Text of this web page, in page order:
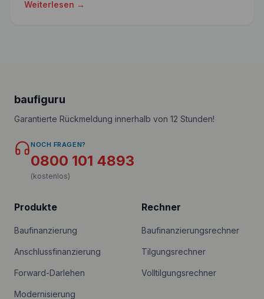
Weiterlesen →
baufiguru
Garantierte Rückmeldung innerhalb von 12 Stunden!
NOCH FRAGEN?
0800 101 4893
(kostenlos)
Produkte
Baufinanzierung
Anschlussfinanzierung
Forward-Darlehen
Modernisierung
Rechner
Baufinanzierungsrechner
Tilgungsrechner
Volltilgungsrechner